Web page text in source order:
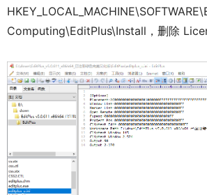
Computing\EditPlus\Install，删除